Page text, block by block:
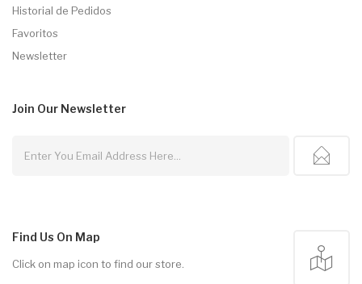
Historial de Pedidos
Favoritos
Newsletter
Join Our Newsletter
Find Us On Map
Click on map icon to find our store.